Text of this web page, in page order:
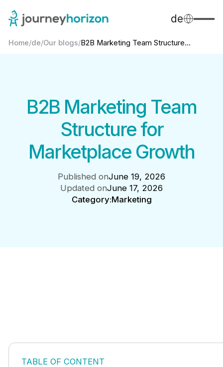
de
Home/de/Our blogs/B2B Marketing Team Structure...
B2B Marketing Team
Structure for
Marketplace Growth
Published onJune 19, 2026
Updated onJune 17, 2026
Category:Marketing
TABLE OF CONTENT